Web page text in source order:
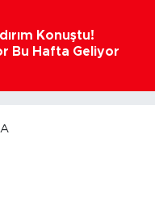
Konuştu!
Bu Hafta Geliyor